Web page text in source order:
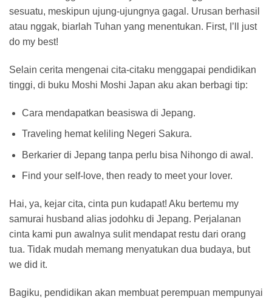
sesuatu, meskipun ujung-ujungnya gagal. Urusan berhasil
atau nggak, biarlah Tuhan yang menentukan. First, I’ll just
do my best!
Selain cerita mengenai cita-citaku menggapai pendidikan
tinggi, di buku Moshi Moshi Japan aku akan berbagi tip:
Cara mendapatkan beasiswa di Jepang.
Traveling hemat keliling Negeri Sakura.
Berkarier di Jepang tanpa perlu bisa Nihongo di awal.
Find your self-love, then ready to meet your lover.
Hai, ya, kejar cita, cinta pun kudapat! Aku bertemu my
samurai husband alias jodohku di Jepang. Perjalanan
cinta kami pun awalnya sulit mendapat restu dari orang
tua. Tidak mudah memang menyatukan dua budaya, but
we did it.
Bagiku, pendidikan akan membuat perempuan mempunyai